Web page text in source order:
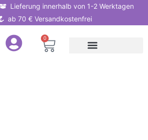
Lieferung innerhalb von 1-2 Werktagen
ab 70 € Versandkostenfrei
0
Warenkorb